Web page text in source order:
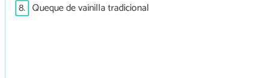
8. Queque de vainilla tradicional